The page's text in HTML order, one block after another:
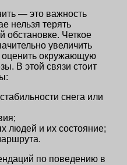
— это важность
нельзя терять
обстановке. Четкое
увеличить
окружающую
В этой связи стоит
снега или
людей и их состояние;
по поведению в